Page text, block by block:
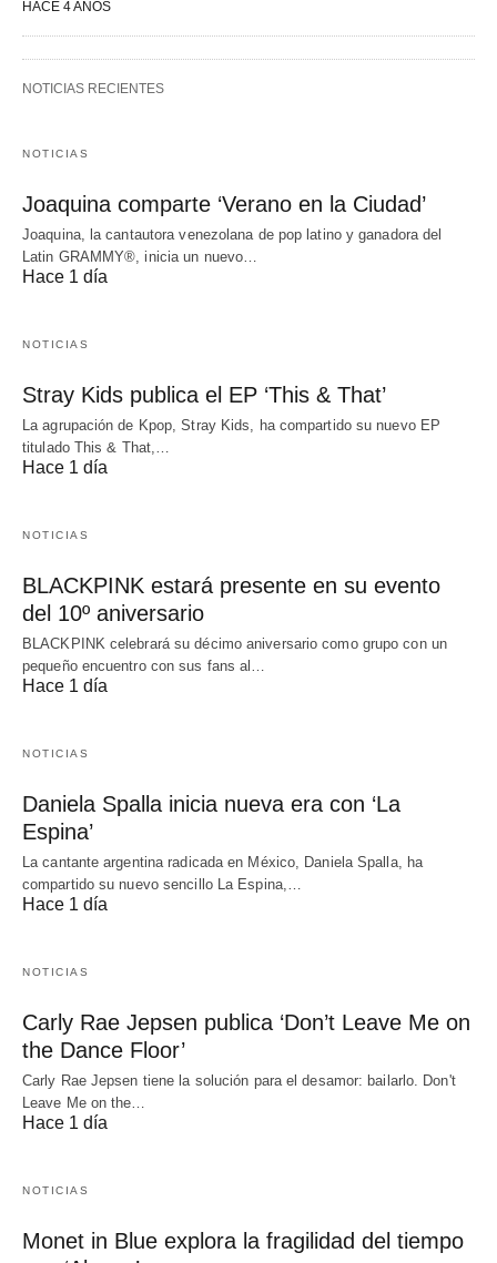
HACE 4 AÑOS
NOTICIAS RECIENTES
NOTICIAS
Joaquina comparte ‘Verano en la Ciudad’
Joaquina, la cantautora venezolana de pop latino y ganadora del
Latin GRAMMY®, inicia un nuevo…
Hace 1 día
NOTICIAS
Stray Kids publica el EP ‘This & That’
La agrupación de Kpop, Stray Kids, ha compartido su nuevo EP
titulado This & That,…
Hace 1 día
NOTICIAS
BLACKPINK estará presente en su evento
del 10º aniversario
BLACKPINK celebrará su décimo aniversario como grupo con un
pequeño encuentro con sus fans al…
Hace 1 día
NOTICIAS
Daniela Spalla inicia nueva era con ‘La
Espina’
La cantante argentina radicada en México, Daniela Spalla, ha
compartido su nuevo sencillo La Espina,…
Hace 1 día
NOTICIAS
Carly Rae Jepsen publica ‘Don’t Leave Me on
the Dance Floor’
Carly Rae Jepsen tiene la solución para el desamor: bailarlo. Don't
Leave Me on the…
Hace 1 día
NOTICIAS
Monet in Blue explora la fragilidad del tiempo